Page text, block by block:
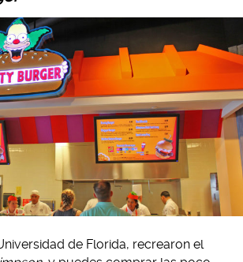
de Florida, recrearon el